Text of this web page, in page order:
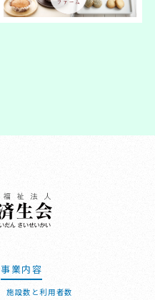
事業内容
施設数と利用者数